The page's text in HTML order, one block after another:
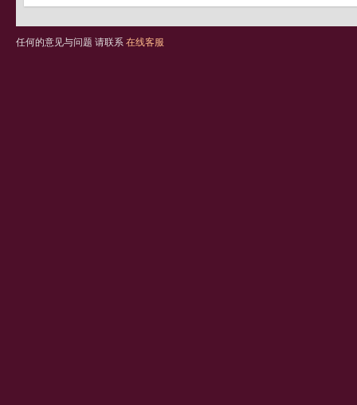
任何的意见与问题 请联系 在线客服